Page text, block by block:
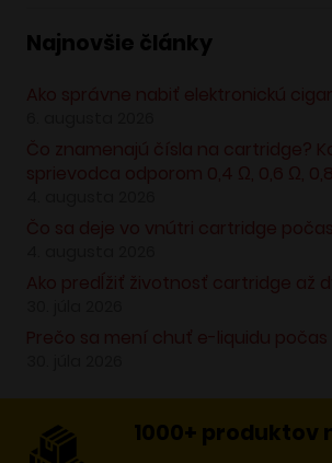
Najnovšie články
1000+ produktov